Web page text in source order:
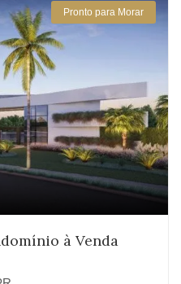
Pronto para Morar
à Venda